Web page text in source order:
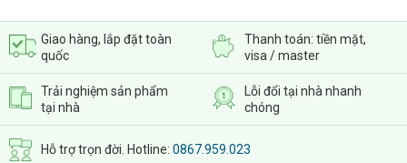
Giao hàng, lắp đặt toàn
quốc
Thanh toán: tiền mặt,
visa / master
Trải nghiệm sản phẩm
tại nhà
Lỗi đổi tại nhà nhanh
chóng
Hỗ trợ trọn đời. Hotline: 0867.959.023